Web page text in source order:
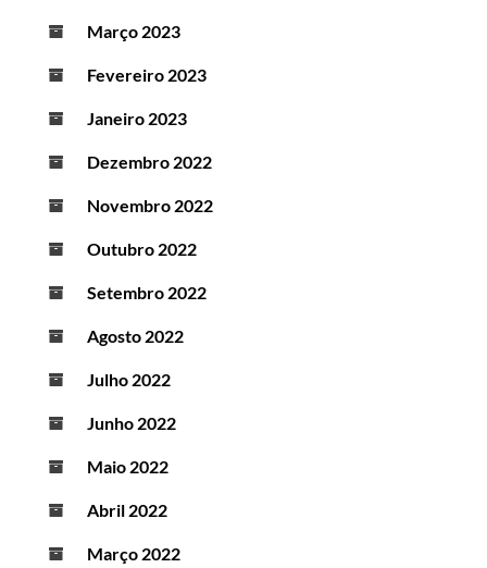
Março 2023
Fevereiro 2023
Janeiro 2023
Dezembro 2022
Novembro 2022
Outubro 2022
Setembro 2022
Agosto 2022
Julho 2022
Junho 2022
Maio 2022
Abril 2022
Março 2022